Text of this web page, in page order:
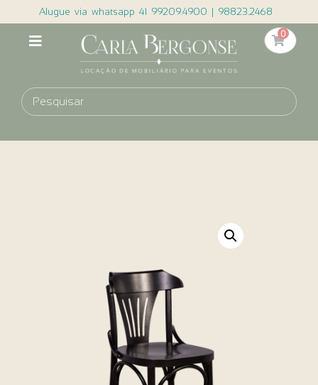
Alugue via whatsapp 41 99209.4900 | 98823.2468
0